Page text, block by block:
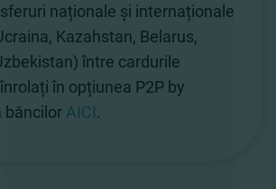
naționale și internaționale
Kazahstan, Belarus,
între cardurile
în opțiunea P2P by
băncilor AICI.